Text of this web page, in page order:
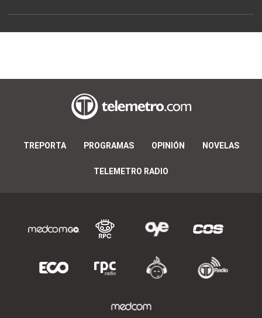
TREPORTA PROGRAMAS OPINIÓN NOVELAS
TELEMETRO RADIO